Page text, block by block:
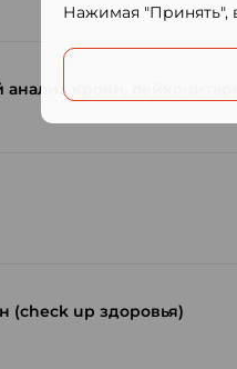
крови,
up здоровья)
Нажимая "Принять",